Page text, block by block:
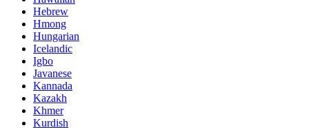
Hebrew
Hmong
Hungarian
Icelandic
Igbo
Javanese
Kannada
Kazakh
Khmer
Kurdish